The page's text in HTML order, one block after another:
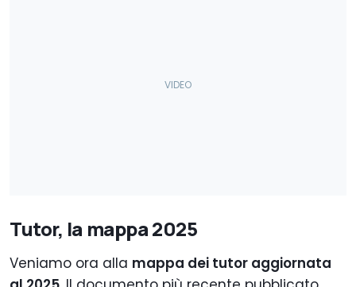
Tutor, la mappa 2025
Veniamo ora alla mappa dei tutor aggiornata